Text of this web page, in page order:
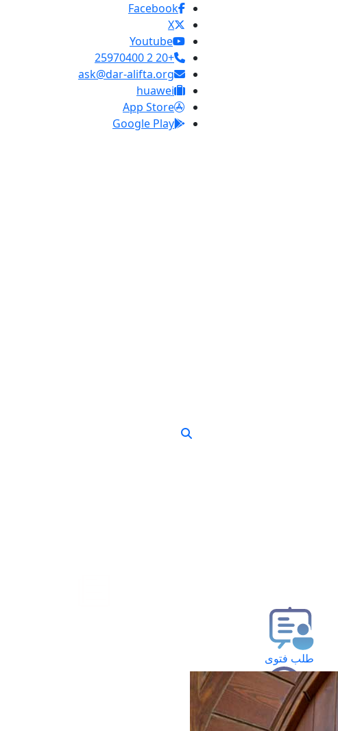
Facebook
X
Youtube
+20 2 25970400
ask@dar-alifta.org
huawei
App Store
Google Play
طلب فتوى
استعلام عن فتوى